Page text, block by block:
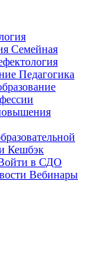
Семейная
Педагогика
Кешбэк
в СДО
Вебинары